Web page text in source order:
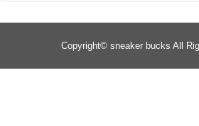
Copyright© sneaker bucks All